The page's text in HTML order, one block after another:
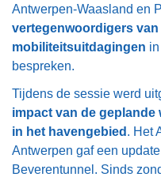
Antwerpen-Waasland en
vertegenwoordigers
mobiliteitsuitdagingen
bespreken.
Tijdens de sessie werd
impact van de
in het havengebied . Het
Antwerpen gaf een
Beverentunnel. Sinds